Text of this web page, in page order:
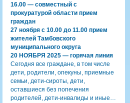
16.00 — совместный с
прокуратурой области прием
граждан
27 ноября с 10.00 до 11.00 прием
жителей Тамбовского
муниципального округа
20 НОЯБРЯ 2025 — горячая линия
Сегодня все граждане, в том числе
дети, родители, опекуны, приемные
семьи, дети-сироты, дети,
оставшиеся без попечения
родителей, дети-инвалиды и иные…